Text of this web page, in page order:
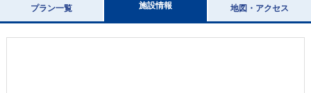
プラン一覧 施設情報 地図・アクセス